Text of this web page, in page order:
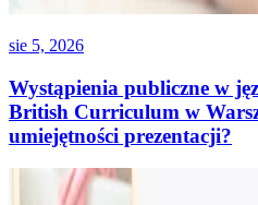
sie 5, 2026
Wystąpienia publiczne w
British Curriculum w
umiejętności prezentacji?